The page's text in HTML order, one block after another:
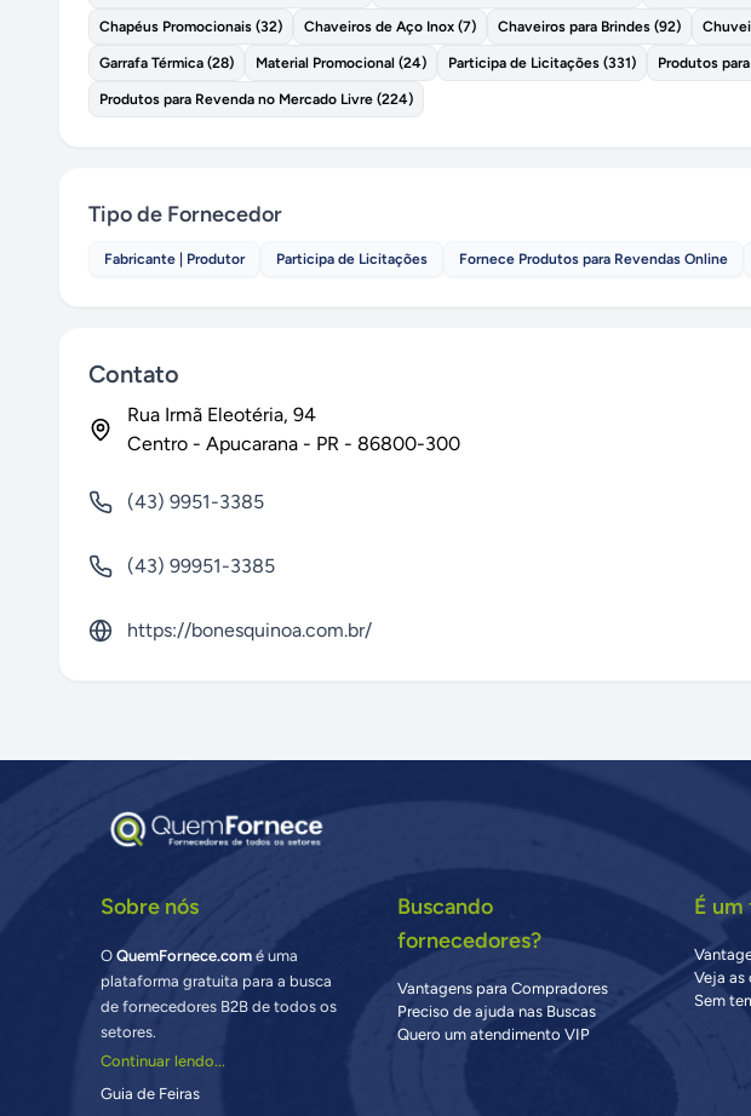
Chapéus Promocionais (32) Chaveiros de Aço Inox (7) Chaveiros para Brindes (92)
Garrafa Térmica (28) Material Promocional (24) Participa de Licitações (331) Produtos
Produtos para Revenda no Mercado Livre (224)
Tipo de Fornecedor
Fabricante | Produtor Participa de Licitações Fornece Produtos para Revendas Online
Contato
Rua Irmã Eleotéria, 94
Centro - Apucarana - PR - 86800-300
(43) 9951-3385
(43) 99951-3385
https://bonesquinoa.com.br/
Sobre nós
OQuemFornece.com é uma
plataforma gratuita para a busca
de fornecedores B2B de todos os
setores.
Continuar lendo...
Guia de Feiras
Buscando
fornecedores?
Vantagens para Compradores
Preciso de ajuda nas Buscas
Quero um atendimento VIP
É
Veja as
Sem